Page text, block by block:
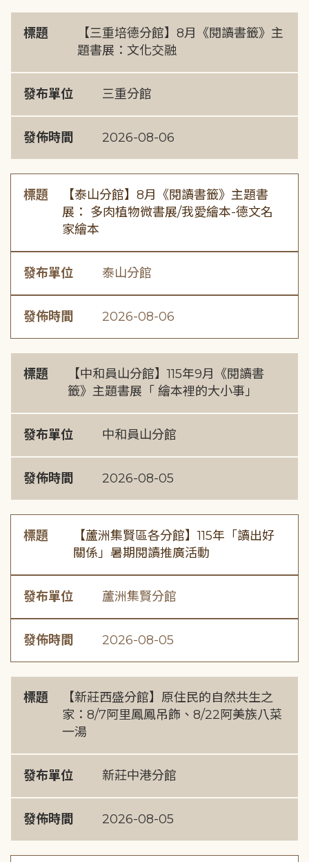
標題
【三重培德分館】8月《閱讀書籤》主
題書展：文化交融
發布單位 三重分館
發佈時間 2026-08-06
標題
【泰山分館】8月《閱讀書籤》主題書
展： 多肉植物微書展/我愛繪本-德文名
家繪本
發布單位 泰山分館
發佈時間 2026-08-06
標題
【中和員山分館】115年9月《閱讀書
籤》主題書展「 繪本裡的大小事」
發布單位 中和員山分館
發佈時間 2026-08-05
標題
【蘆洲集賢區各分館】115年「讀出好
關係」暑期閱讀推廣活動
發布單位 蘆洲集賢分館
發佈時間 2026-08-05
標題
【新莊西盛分館】原住民的自然共生之
家：8/7阿里鳳鳳吊飾、8/22阿美族八菜
一湯
發布單位 新莊中港分館
發佈時間 2026-08-05